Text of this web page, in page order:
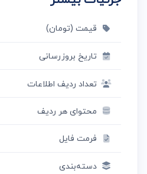
قیمت (تومان)
تاریخ بروزرسانی
تعداد ردیف اطلاعات
محتوای هر ردیف
فرمت فایل
دسته‌بندی